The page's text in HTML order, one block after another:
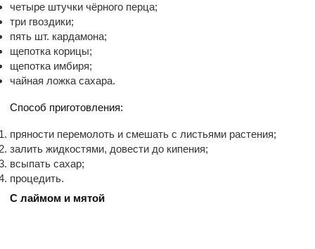
четыре штучки чёрного перца;
три гвоздики;
пять шт. кардамона;
щепотка корицы;
щепотка имбиря;
чайная ложка сахара.
Способ приготовления:
пряности перемолоть и смешать с листьями растения;
залить жидкостями, довести до кипения;
всыпать сахар;
процедить.
С лаймом и мятой